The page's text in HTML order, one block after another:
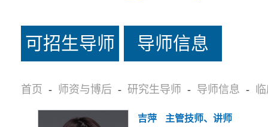
可招生导师
名单
导师信息
首页 - 师资与博后 - 研究生导师 - 导师信息 -
吉萍 主管技师、讲师